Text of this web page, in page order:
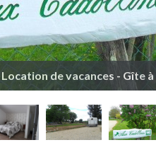
Location de vacances - Gîte